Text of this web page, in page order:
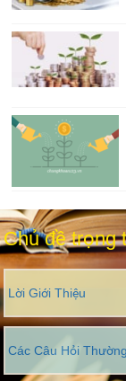
Chủ đề trọng
Lời Giới Thiệu
Các Câu Hỏi